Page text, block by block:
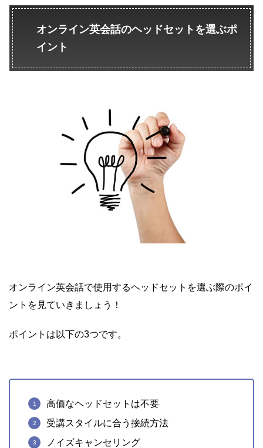
オンライン英会話のヘッドセットを選ぶポ
イント
オンライン英会話で使用するヘッドセットを選ぶ際のポイ
ントを見ていきましょう！
ポイントは以下の3つです。
高価なヘッドセットは不要
受講スタイルに合う接続方法
ノイズキャンセリング